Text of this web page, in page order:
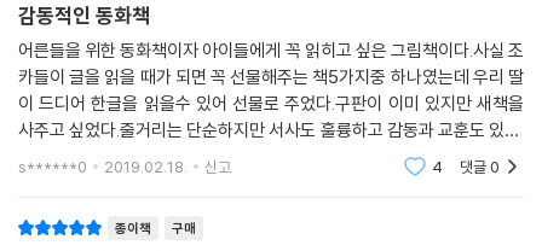
감동적인 동화책
어른들을 위한 동화책이자 아이들에게 꼭 읽히고 싶은 그림책이다.사실 조
카들이 글을 읽을 때가 되면 꼭 선물해주는 책5가지중 하나였는데 우리 딸
이 드디어 한글을 읽을수 있어 선물로 주었다.구판이 이미 있지만 새책을
사주고 싶었다.줄거리는 단순하지만 서사도 훌륭하고 감동과 교훈도 있다.
먹이사슬같은 삶을 사는 우리네 인생에 꼭 필요한 휴식처같은 책이 아닐
s******0 2019.02.18. 신고 4 댓글0
종이책 구매